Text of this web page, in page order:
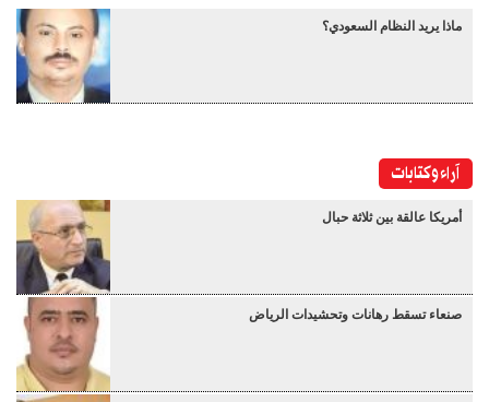
ماذا يريد النظام السعودي؟
آراء وكتابات
أمريكا عالقة بين ثلاثة حبال
صنعاء تسقط رهانات وتحشيدات الرياض